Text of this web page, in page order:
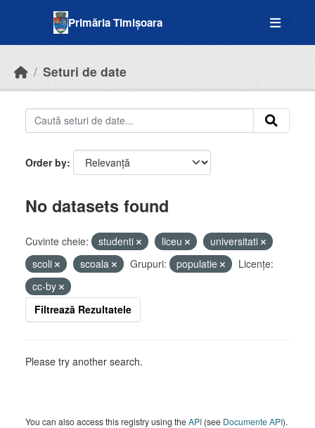
Primăria Timișoara
Seturi de date
Order by
No datasets found
Cuvinte cheie: studenti liceu
universitati
scoli
scoala Grupuri: populatie
Licenţe:
cc-by
Filtrează Rezultatele
Please try another search.
You can also access this registry using theAPI (see Documente API).